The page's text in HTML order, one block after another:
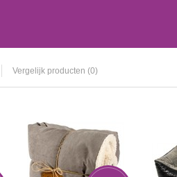
Vergelijk producten (0)